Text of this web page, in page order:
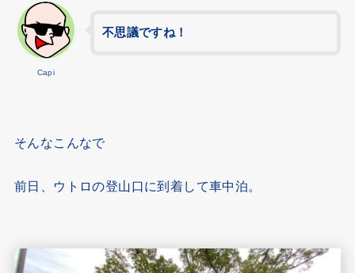
Capi
不思議ですね！
そんなこんなで
前日、ウトロの登山口に到着して車中泊。